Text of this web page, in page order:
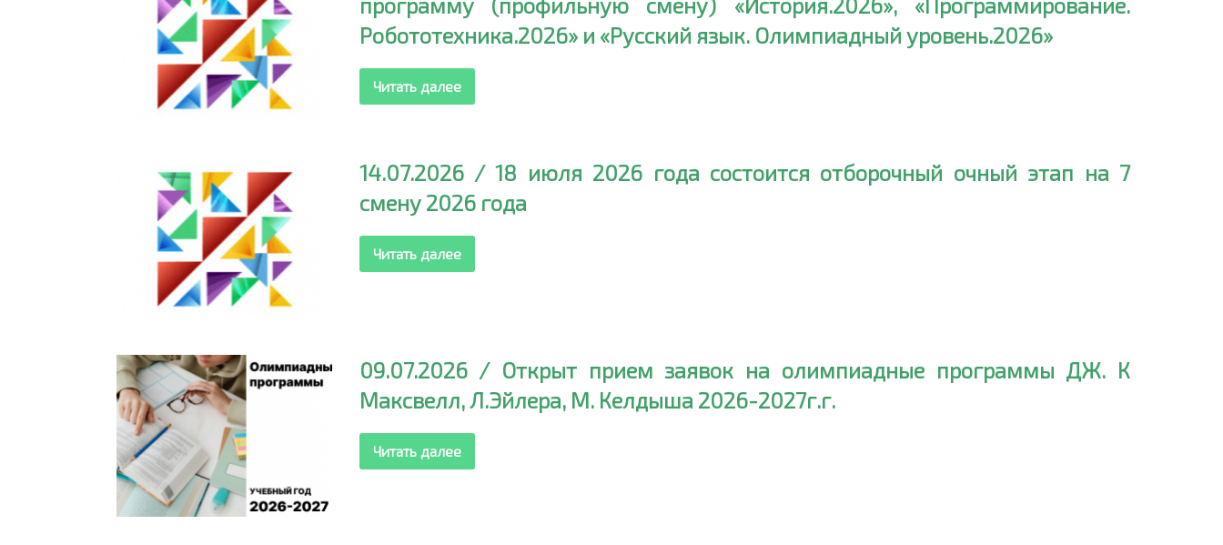
Робототехника.2026» и «Русский язык. Олимпиадный уровень.2026»
Читать далее
14.07.2026 / 18 июля 2026 года состоится отборочный очный этап на 7
смену 2026 года
Читать далее
09.07.2026 / Открыт прием заявок на олимпиадные программы ДЖ. К
Максвелл, Л.Эйлера, М. Келдыша 2026-2027г.г.
Читать далее